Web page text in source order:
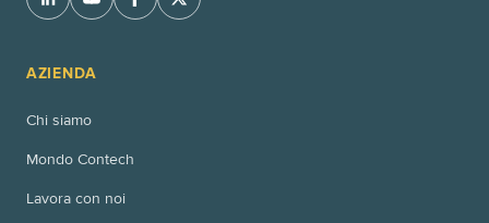
AZIENDA
Chi siamo
Mondo Contech
Lavora con noi